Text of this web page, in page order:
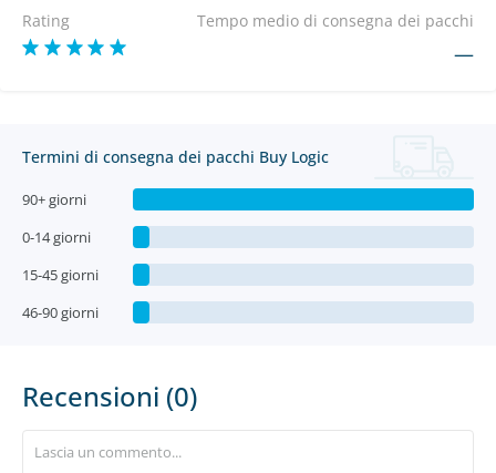
Rating Tempo medio di consegna dei pacchi
—
Termini di consegna dei pacchi Buy Logic
90+ giorni
0-14 giorni
15-45 giorni
46-90 giorni
Recensioni (0)